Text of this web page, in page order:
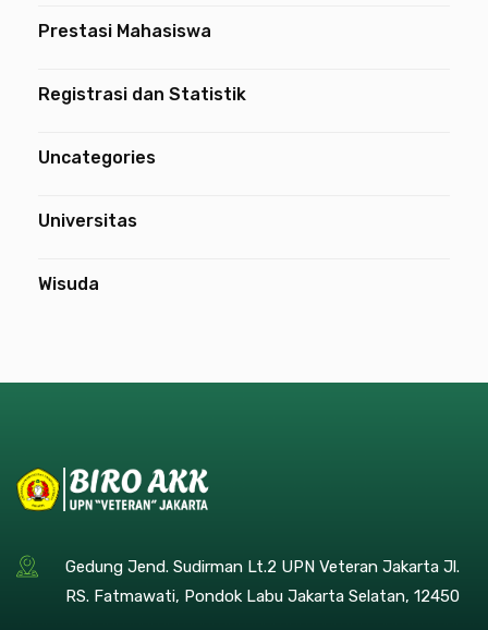
Prestasi Mahasiswa
Registrasi dan Statistik
Uncategories
Universitas
Wisuda
Gedung Jend. Sudirman Lt.2 UPN Veteran Jakarta Jl.
RS. Fatmawati, Pondok Labu Jakarta Selatan, 12450